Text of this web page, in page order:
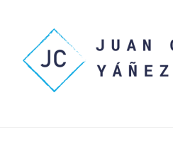
content